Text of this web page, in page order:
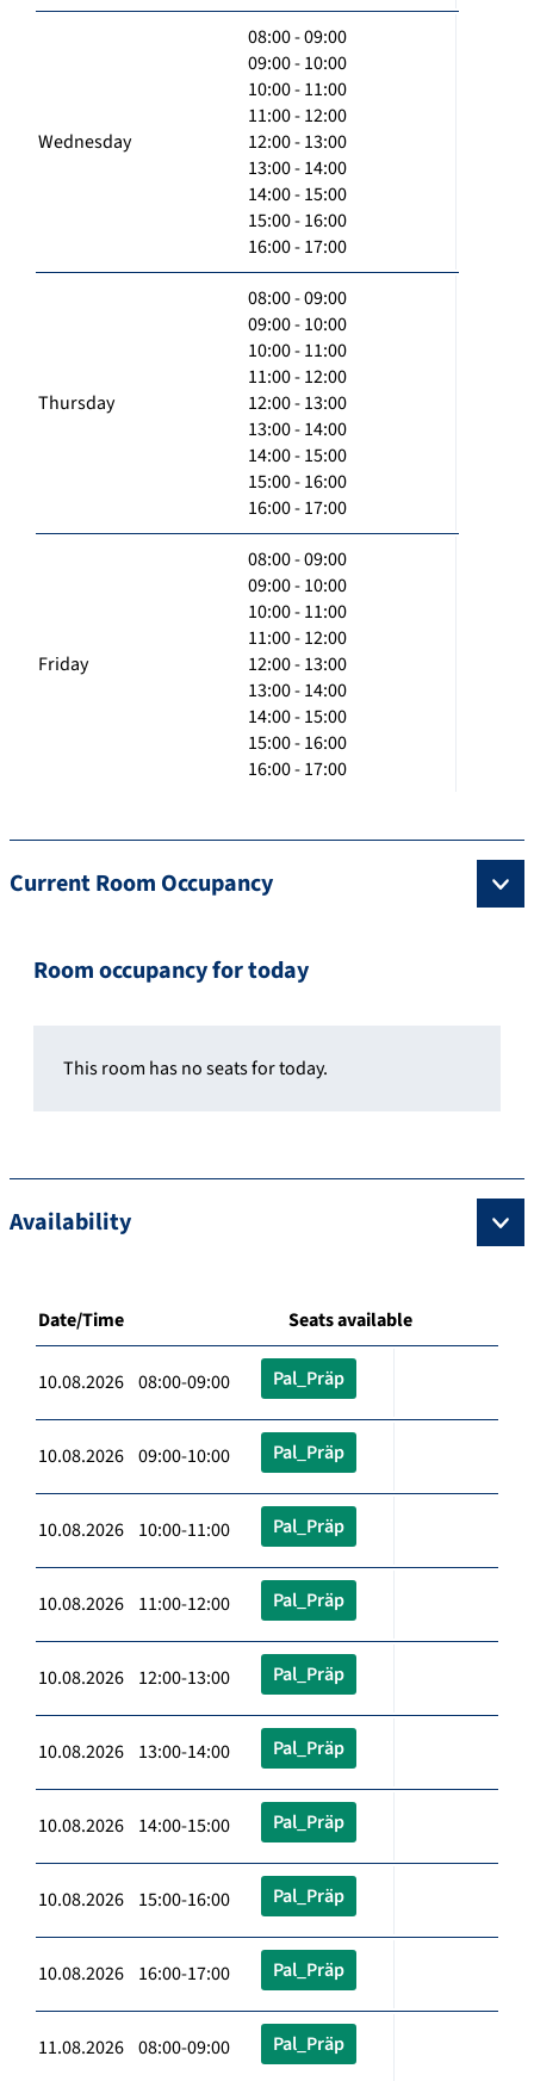
Wednesday
08:00 - 09:00
09:00 - 10:00
10:00 - 11:00
11:00 - 12:00
12:00 - 13:00
13:00 - 14:00
14:00 - 15:00
15:00 - 16:00
16:00 - 17:00
Thursday
08:00 - 09:00
09:00 - 10:00
10:00 - 11:00
11:00 - 12:00
12:00 - 13:00
13:00 - 14:00
14:00 - 15:00
15:00 - 16:00
16:00 - 17:00
Friday
08:00 - 09:00
09:00 - 10:00
10:00 - 11:00
11:00 - 12:00
12:00 - 13:00
13:00 - 14:00
14:00 - 15:00
15:00 - 16:00
16:00 - 17:00
Current Room Occupancy
Room occupancy for today
This room has no seats for today.
Availability
Date/Time Seats available
10.08.2026 08:00-09:00 Pal_Präp
10.08.2026 09:00-10:00 Pal_Präp
10.08.2026 10:00-11:00 Pal_Präp
10.08.2026 11:00-12:00 Pal_Präp
10.08.2026 12:00-13:00 Pal_Präp
10.08.2026 13:00-14:00 Pal_Präp
10.08.2026 14:00-15:00 Pal_Präp
10.08.2026 15:00-16:00 Pal_Präp
10.08.2026 16:00-17:00 Pal_Präp
11.08.2026 08:00-09:00 Pal_Präp